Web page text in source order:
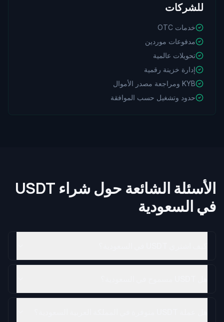
للشركات
خدمات OTC
مدفوعات موردين
تحويلات عالمية
إدارة خزينة رقمية
KYB ومراجعة مصدر الأموال
حدود وتشغيل حسب الموافقة
الأسئلة الشائعة حول شراء USDT
في السعودية